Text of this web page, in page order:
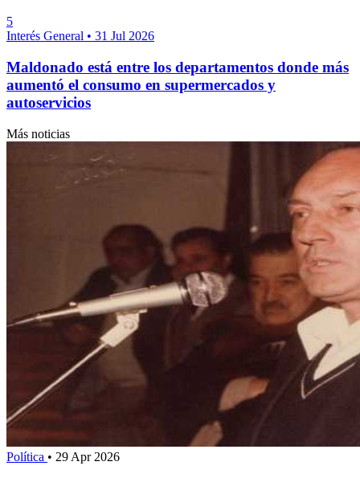
5
Interés General • 31 Jul 2026
Maldonado está entre los departamentos donde más
aumentó el consumo en supermercados y
autoservicios
Más noticias
Política • 29 Apr 2026